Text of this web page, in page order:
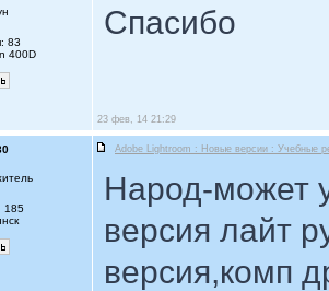
83
400D
Спасибо
23 фев, 14 21:29
Adobe Lightroom : Новые версии : Учебные
185
Народ-может
версия лайт
версия,комп